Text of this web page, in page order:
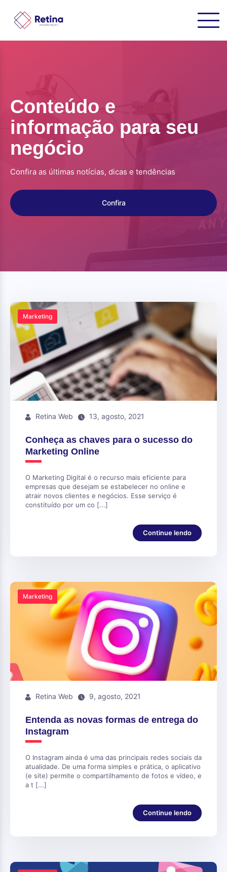
Conteúdo e
informação para seu
negócio
Confira as últimas notícias, dicas e tendências
Confira
Marketing
Retina Web 13, agosto, 2021
Conheça as chaves para o sucesso do
Marketing Online
O Marketing Digital é o recurso mais eficiente para
empresas que desejam se estabelecer no online e
atrair novos clientes e negócios. Esse serviço é
constituído por um co [...]
Continue lendo
Marketing
Retina Web 9, agosto, 2021
Entenda as novas formas de entrega do
Instagram
O Instagram ainda é uma das principais redes sociais da
atualidade. De uma forma simples e prática, o aplicativo
(e site) permite o compartilhamento de fotos e vídeo, e
a t [...]
Continue lendo